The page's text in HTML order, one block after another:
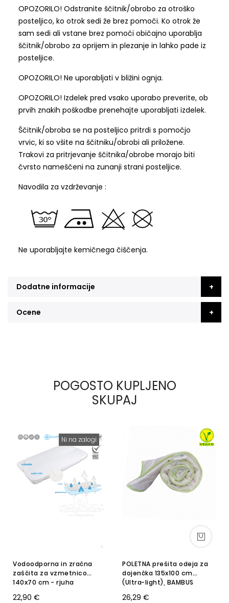
OPOZORILO! Odstranite ščitnik/obrobo za otroško
posteljico, ko otrok sedi že brez pomoči. Ko otrok že
sam sedi ali vstane brez pomoči običajno uporablja
ščitnik/obrobo za oprijem in plezanje in lahko pade iz
posteljice.
OPOZORILO! Ne uporabljati v bližini ognja.
OPOZORILO! Izdelek pred vsako uporabo preverite, ob
prvih znakih poškodbe prenehajte uporabljati izdelek.
Ščitnik/obroba se na posteljico pritrdi s pomočjo
vrvic, ki so všite na ščitniku/obrobi ali priložene.
Trakovi za pritrjevanje ščitnika/obrobe morajo biti
čvrsto nameščeni na zunanji strani posteljice.
Navodila za vzdrževanje :
Ne uporabljajte kemičnega čiščenja.
Dodatne informacije
Ocene
POGOSTO KUPLJENO
SKUPAJ
Ni na zalogi
Vodoodporna in zračna
zaščita za vzmetnico
140x70 cm - rjuha
22,90 €
POLETNA prešita odeja za
dojenčka 135x100 cm
(Ultra-light), BAMBUS
26,29 €